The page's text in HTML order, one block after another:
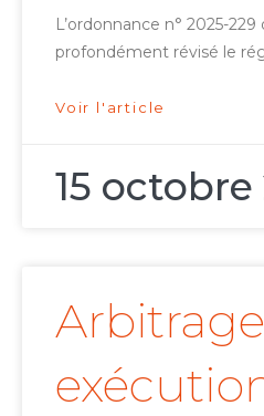
L’ordonnance n° 2025-229
profondément révisé le
Voir l'article
15 octobre